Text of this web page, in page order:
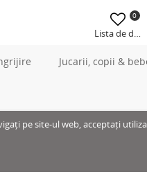
0
Lista de
Jucarii, copii &
pe site-ul web, acceptați